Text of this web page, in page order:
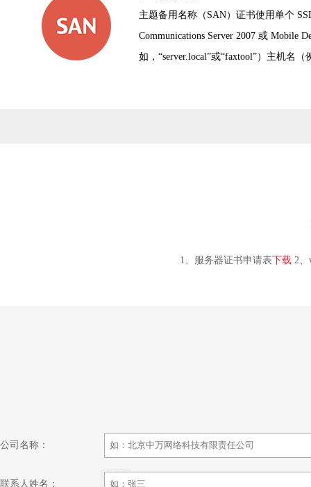
主题备用名称（SAN）证书使用单个
Communications Server 2007 或 Mobile
如，“server.local”或“faxtool”）主机名（
1、服务器证书申请表下载 2
公司名称：
联系人姓名：